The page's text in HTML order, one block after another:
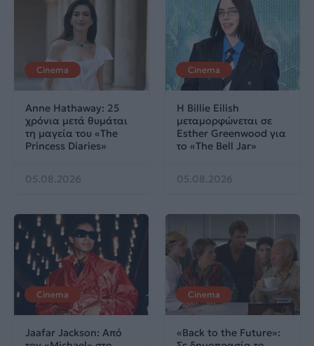
Cinema
Anne Hathaway: 25
χρόνια μετά θυμάται
τη μαγεία του «The
Princess Diaries»
05.08.2026
Cinema
Η Billie Eilish
μεταμορφώνεται σε
Esther Greenwood για
το «The Bell Jar»
05.08.2026
Cinema
Jaafar Jackson: Από
Cinema
«Back to the Future»: